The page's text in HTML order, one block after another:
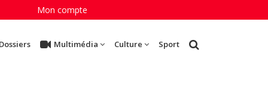
Mon compte
Multimédia Culture Sport